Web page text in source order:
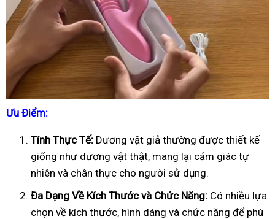
Ưu Điểm:
Tính Thực Tế: Dương vật giả thường được thiết kế
giống như dương vật thật, mang lại cảm giác tự
nhiên và chân thực cho người sử dụng.
Đa Dạng Về Kích Thước và Chức Năng: Có nhiều lựa
chọn về kích thước, hình dáng và chức năng để phù